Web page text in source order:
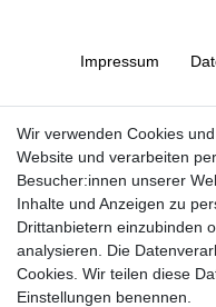
Impressum
Vertrag
Jetzt anmelden
Wir verwenden Cookies
Website und verarbeiten
Besucher:innen unserer
Inhalte und Anzeigen zu
Drittanbietern einzubinden
analysieren. Die
Cookies. Wir teilen diese
Einstellungen benennen.